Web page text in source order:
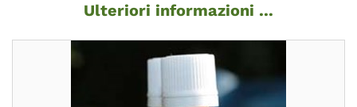
Ulteriori informazioni ...